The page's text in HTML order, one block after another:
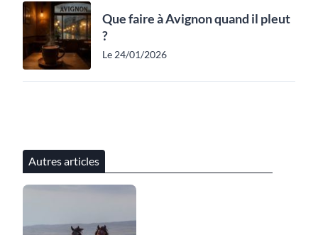
Que faire à Avignon quand il pleut
?
Le 24/01/2026
Autres articles